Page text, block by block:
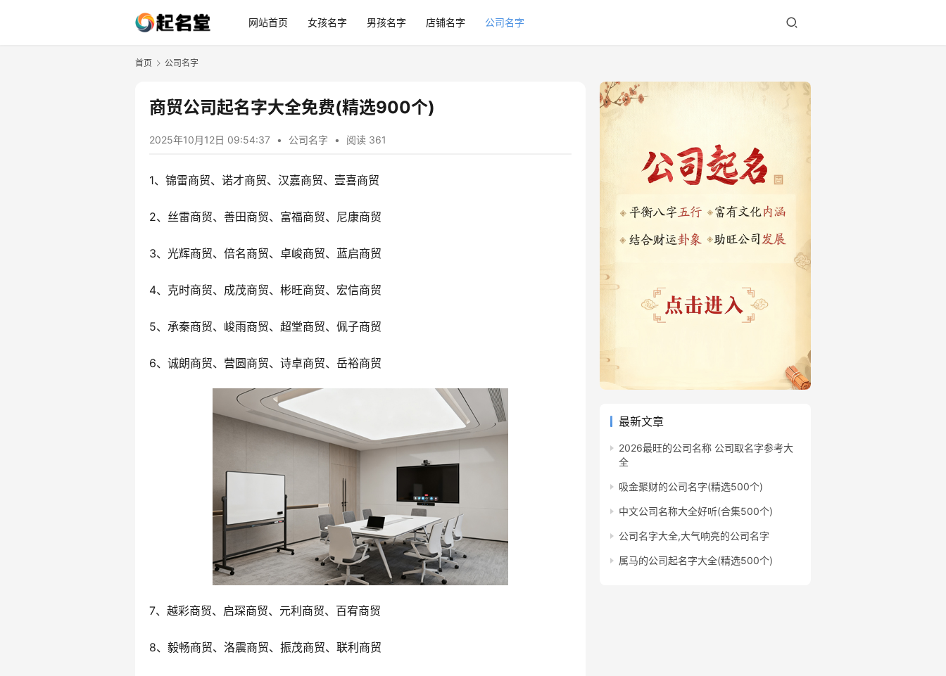
网站首页 女孩名字 男孩名字 店铺名字 公司名字
首页 公司名字
商贸公司起名字大全免费(精选900个)
2025年10月12日 09:54:37 • 公司名字 • 阅读 361
1、锦雷商贸、诺才商贸、汉嘉商贸、壹喜商贸
2、丝雷商贸、善田商贸、富福商贸、尼康商贸
3、光辉商贸、倍名商贸、卓峻商贸、蓝启商贸
4、克时商贸、成茂商贸、彬旺商贸、宏信商贸
5、承秦商贸、峻雨商贸、超堂商贸、佩子商贸
6、诚朗商贸、营圆商贸、诗卓商贸、岳裕商贸
7、越彩商贸、启琛商贸、元利商贸、百宥商贸
8、毅畅商贸、洛震商贸、振茂商贸、联利商贸
最新文章
2026最旺的公司名称 公司取名字参考大
全
吸金聚财的公司名字(精选500个)
中文公司名称大全好听(合集500个)
公司名字大全,大气响亮的公司名字
属马的公司起名字大全(精选500个)